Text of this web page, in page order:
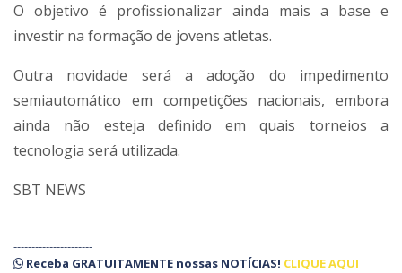
O objetivo é profissionalizar ainda mais a base e
investir na formação de jovens atletas.
Outra novidade será a adoção do impedimento
semiautomático em competições nacionais, embora
ainda não esteja definido em quais torneios a
tecnologia será utilizada.
SBT NEWS
----------------------
Receba GRATUITAMENTE nossas NOTÍCIAS! CLIQUE AQUI